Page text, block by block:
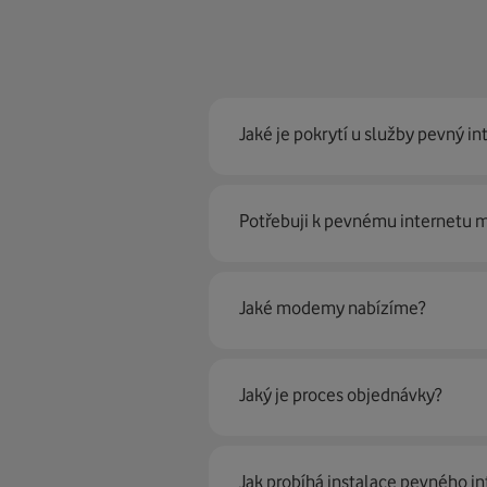
Jaké je pokrytí u služby pevný
Pevný internet můžeme
Potřebuji k pevnému internetu
Ano, potřebujete. Rádi vám ho
poradí naši proškolení prodejci
Jaké modemy nabízíme?
Jaký je proces objednávky?
Krok jedna je určitě ověření
Jak probíhá instalace pevného